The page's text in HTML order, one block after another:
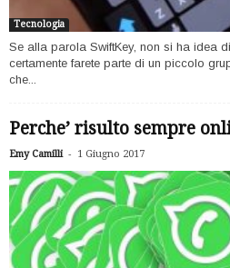
Tecnologia
Se alla parola SwiftKey, non si ha idea
certamente farete parte di un piccolo
che...
Perche’ risulto sempre
Emy Camilli - 1 Giugno 2017